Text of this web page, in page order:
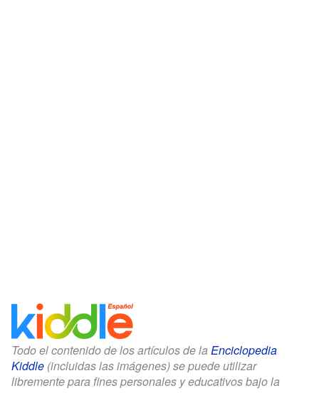
Todo el contenido de los artículos de la Enciclopedia
Kiddle (incluidas las imágenes) se puede utilizar
libremente para fines personales y educativos bajo la